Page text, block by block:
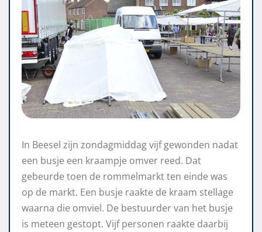
In Beesel zijn zondagmiddag vijf gewonden nadat
een busje een kraampje omver reed. Dat
gebeurde toen de rommelmarkt ten einde was
op de markt. Een busje raakte de kraam stellage
waarna die omviel. De bestuurder van het busje
is meteen gestopt. Vijf personen raakte daarbij